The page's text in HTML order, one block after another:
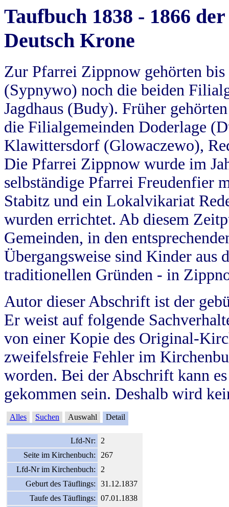
Taufbuch 1838 - 1866
Deutsch Krone
Zur Pfarrei Zippnow gehörten
(Sypnywo) noch die beiden
Jagdhaus (Budy). Früher
die Filialgemeinden Doderlage
Klawittersdorf (Glowaczewo),
Die Pfarrei Zippnow wurde im
selbständige Pfarrei Freudenfier
Stabitz und ein Lokalvikariat
wurden errichtet. Ab diesem
Gemeinden, in den
Übergangsweise sind Kinder aus
traditionellen Gründen - in
Autor dieser Abschrift ist der
Er weist auf folgende
von einer Kopie des Original-
zweifelsfreie Fehler im
worden. Bei der Abschrift kann
gekommen sein. Deshalb wird
Alles Suchen Auswahl Detail
Lfd-Nr:
2
Seite im Kirchenbuch:
267
Lfd-Nr im Kirchenbuch:
2
Geburt des Täuflings:
31.12.1837
Taufe des Täuflings:
07.01.1838